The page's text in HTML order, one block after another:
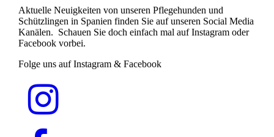
Aktuelle Neuigkeiten von unseren Pflegehunden und
Schützlingen in Spanien finden Sie auf unseren Social Media
Kanälen. Schauen Sie doch einfach mal auf Instagram oder
Facebook vorbei.
Folge uns auf Instagram & Facebook